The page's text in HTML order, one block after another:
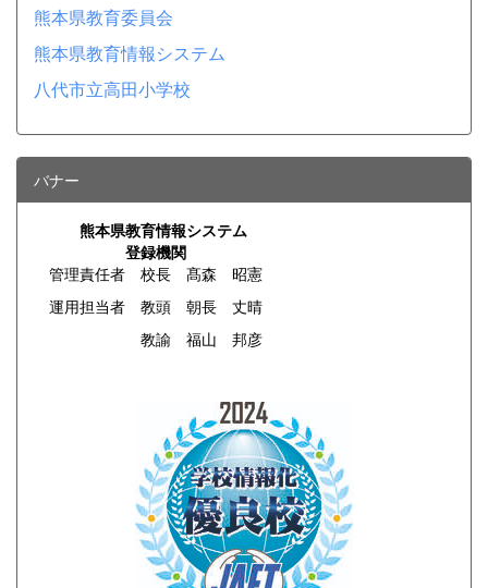
熊本県教育委員会
熊本県教育情報システム
八代市立高田小学校
バナー
熊本県教育情報システム
登録機関
管理責任者 校長 髙森 昭憲
運用担当者 教頭 朝長 丈晴
教諭 福山 邦彦